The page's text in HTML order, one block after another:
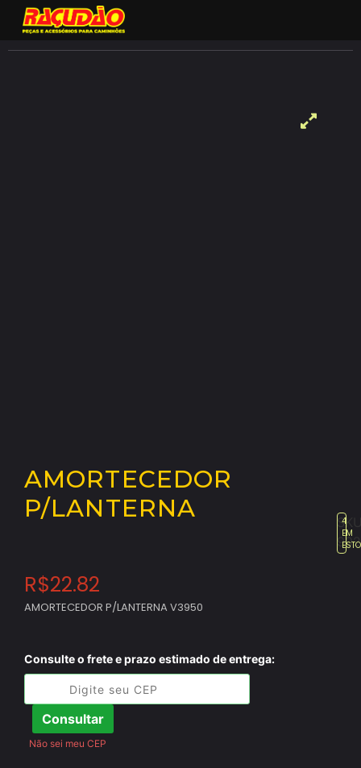
AMORTECEDOR
P/LANTERNA
902
4
EM
R$22.82
AMORTECEDOR P/LANTERNA V3950
Consulte o frete e prazo estimado de entrega:
Consultar
Não sei meu CEP